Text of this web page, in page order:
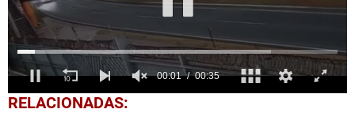
0
seconds
RELACIONADAS: